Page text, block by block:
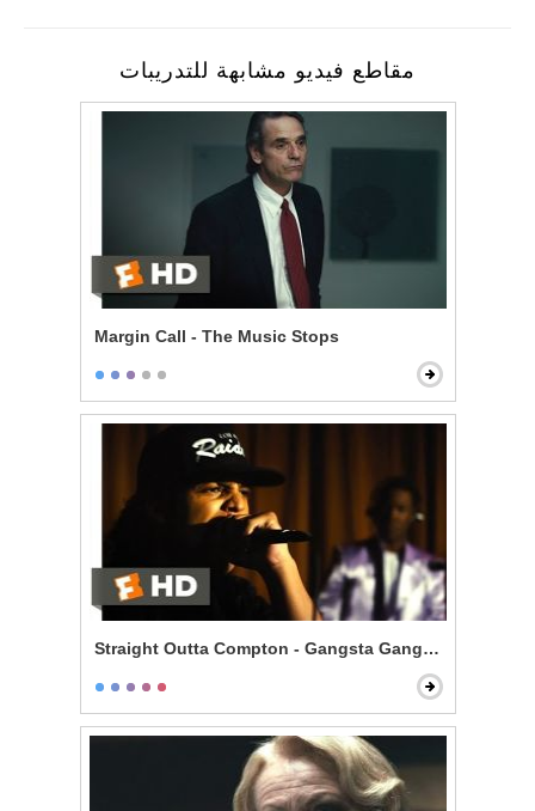
مقاطع فيديو مشابهة للتدريبات
Margin Call - The Music Stops
Straight Outta Compton - Gangsta Gangsta